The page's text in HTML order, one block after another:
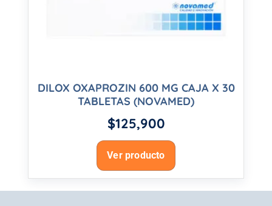
DILOX OXAPROZIN 600 MG CAJA X 30
TABLETAS (NOVAMED)
$125,900
Ver producto